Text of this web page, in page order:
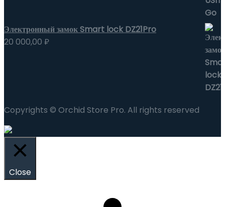
Электронный замок Smart lock DZ21Pro
20 000,00 ₽
Copyrights © Orchid Store Pro. All rights reserved
Close